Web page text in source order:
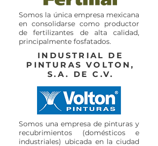
Somos la única empresa mexicana
en consolidarse como productor
de fertilizantes de alta calidad,
principalmente fosfatados.
INDUSTRIAL DE
PINTURAS VOLTON,
S.A. DE C.V.
Somos una empresa de pinturas y
recubrimientos (domésticos e
industriales) ubicada en la ciudad